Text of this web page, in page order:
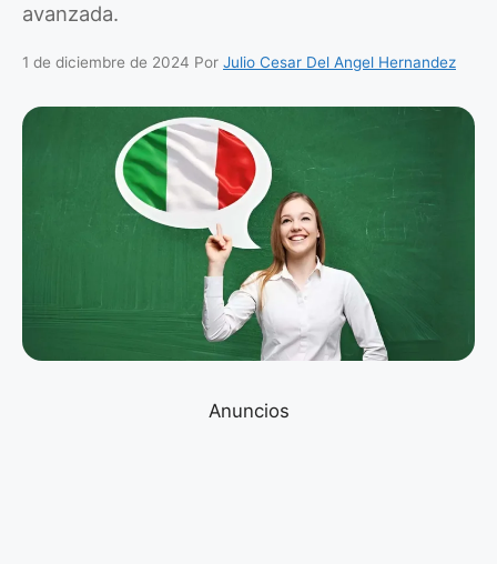
avanzada.
1 de diciembre de 2024 Por Julio Cesar Del Angel Hernandez
Anuncios